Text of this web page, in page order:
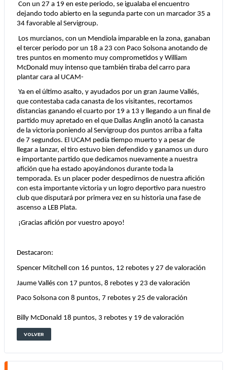
Con un 27 a 19 en este periodo, se igualaba el encuentro
dejando todo abierto en la segunda parte con un marcador 35 a
34 favorable al Servigroup.
Los murcianos, con un Mendiola imparable en la zona, ganaban
el tercer periodo por un 18 a 23 con Paco Solsona anotando de
tres puntos en momento muy comprometidos y William
McDonald muy intenso que también tiraba del carro para
plantar cara al UCAM-
Ya en el último asalto, y ayudados por un gran Jaume Vallés,
que contestaba cada canasta de los visitantes, recortamos
distancias ganando el cuarto por 19 a 13 y llegando a un final de
partido muy apretado en el que Dallas Anglin anotó la canasta
de la victoria poniendo al Servigroup dos puntos arriba a falta
de 7 segundos. El UCAM pedía tiempo muerto y a pesar de
llegar a lanzar, el tiro estuvo bien defendido y ganamos un duro
e importante partido que dedicamos nuevamente a nuestra
afición que ha estado apoyándonos durante toda la
temporada. Es un placer poder despedirnos de nuestra afición
con esta importante victoria y un logro deportivo para nuestro
club que disputará por primera vez en su historia una fase de
ascenso a LEB Plata.
¡Gracias afición por vuestro apoyo!
Destacaron:
Spencer Mitchell con 16 puntos, 12 rebotes y 27 de valoración
Jaume Vallés con 17 puntos, 8 rebotes y 23 de valoración
Paco Solsona con 8 puntos, 7 rebotes y 25 de valoración
Billy McDonald 18 puntos, 3 rebotes y 19 de valoración
VOLVER